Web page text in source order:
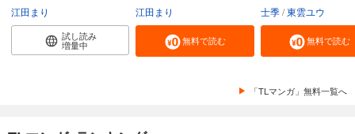
江田まり
試し読み
増量中
江田まり
無料で読む
士季 東雲ユウ
無料で読む
「TLマンガ」無料一覧へ